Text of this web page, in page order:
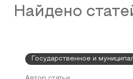
Найдено
Государственное и